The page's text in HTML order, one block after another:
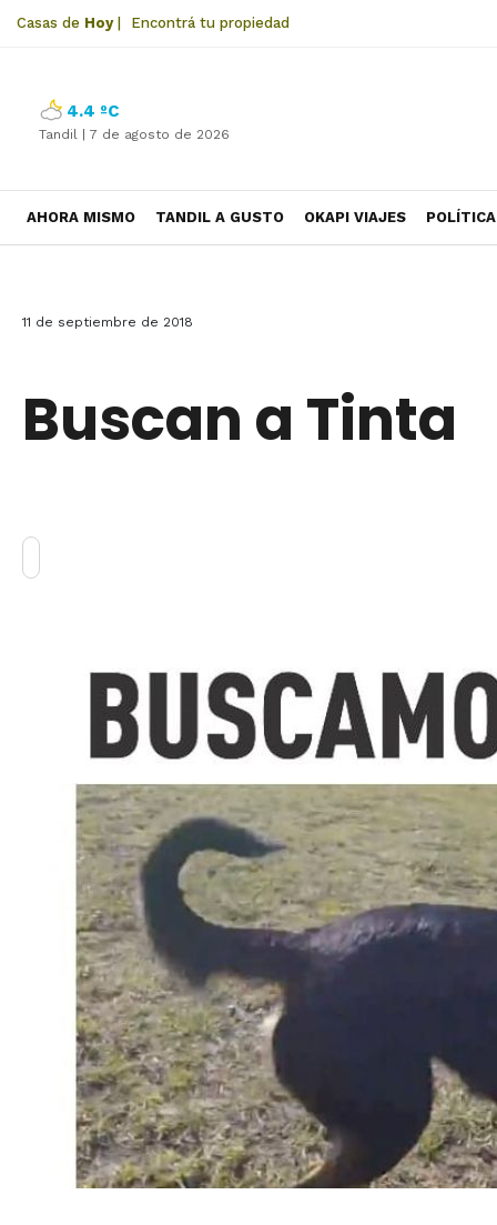
Casas de Hoy| Encontrá tu propiedad
4.4 ºC
Tandil | 7 de agosto de 2026
AHORA MISMO TANDIL A GUSTO OKAPI VIAJES POLÍTICA
11 de septiembre de 2018
Buscan a Tinta